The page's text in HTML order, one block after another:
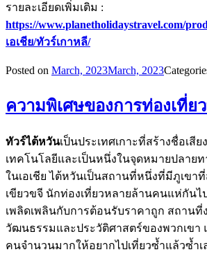
รายละเอียดเพิ่มเติม :
https://www.planetholidaystravel.com/
เอเชีย/ทัวร์เกาหลี/
Posted on March, 2023March, 2023
ความพิเศษของการท่องเที่ย
ทัวร์ไต้หวันเป็นประเทศเกาะที่สร้างชื่อเสี
เทคโนโลยีและเป็นหนึ่งในจุดหมายปลายท
ในเอเชีย ไต้หวันเป็นสถานที่หนึ่งที่มีภูเขา
เขียวขจี นักท่องเที่ยวหลายล้านคนแห่กันไ
เพลิดเพลินกับการต้อนรับราคาถูก สถานที่
วัฒนธรรมและประวัติศาสตร์ของพวกเขา
คนจำนวนมากให้อยากไปเที่ยวซ้ำแล้วซ้ำเ